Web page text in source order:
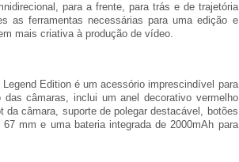
para a frente, para trás e de trajetória
as ferramentas necessárias para uma edição e
mais criativa à produção de vídeo.
Edition é um acessório imprescindível para
câmaras, inclui um anel decorativo vermelho
câmara, suporte de polegar destacável, botões
mm e uma bateria integrada de 2000mAh para